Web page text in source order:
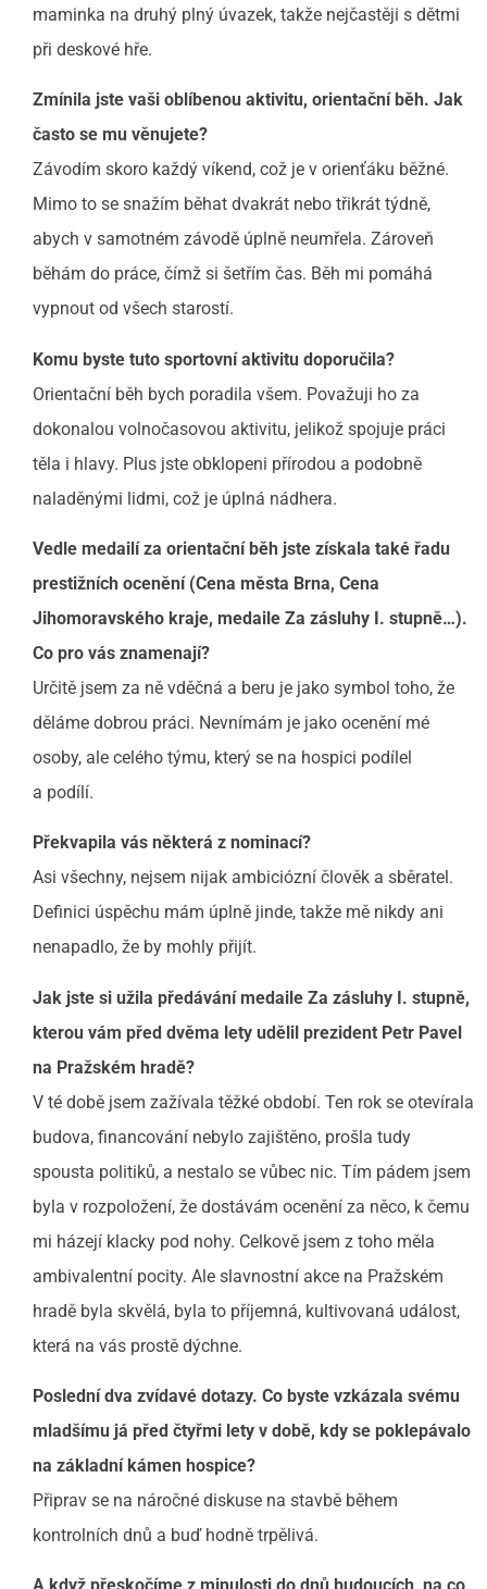
maminka na druhý plný úvazek, takže nejčastěji s dětmi
při deskové hře.
Zmínila jste vaši oblíbenou aktivitu, orientační běh. Jak
často se mu věnujete?
Závodím skoro každý víkend, což je v orienťáku běžné.
Mimo to se snažím běhat dvakrát nebo třikrát týdně,
abych v samotném závodě úplně neumřela. Zároveň
běhám do práce, čímž si šetřím čas. Běh mi pomáhá
vypnout od všech starostí.
Komu byste tuto sportovní aktivitu doporučila?
Orientační běh bych poradila všem. Považuji ho za
dokonalou volnočasovou aktivitu, jelikož spojuje práci
těla i hlavy. Plus jste obklopeni přírodou a podobně
naladěnými lidmi, což je úplná nádhera.
Vedle medailí za orientační běh jste získala také řadu
prestižních ocenění (Cena města Brna, Cena
Jihomoravského kraje, medaile Za zásluhy I. stupně…).
Co pro vás znamenají?
Určitě jsem za ně vděčná a beru je jako symbol toho, že
děláme dobrou práci. Nevnímám je jako ocenění mé
osoby, ale celého týmu, který se na hospici podílel
a podílí.
Překvapila vás některá z nominací?
Asi všechny, nejsem nijak ambiciózní člověk a sběratel.
Definici úspěchu mám úplně jinde, takže mě nikdy ani
nenapadlo, že by mohly přijít.
Jak jste si užila předávání medaile Za zásluhy I. stupně,
kterou vám před dvěma lety udělil prezident Petr Pavel
na Pražském hradě?
V té době jsem zažívala těžké období. Ten rok se otevírala
budova, financování nebylo zajištěno, prošla tudy
spousta politiků, a nestalo se vůbec nic. Tím pádem jsem
byla v rozpoložení, že dostávám ocenění za něco, k čemu
mi házejí klacky pod nohy. Celkově jsem z toho měla
ambivalentní pocity. Ale slavnostní akce na Pražském
hradě byla skvělá, byla to příjemná, kultivovaná událost,
která na vás prostě dýchne.
Poslední dva zvídavé dotazy. Co byste vzkázala svému
mladšímu já před čtyřmi lety v době, kdy se poklepávalo
na základní kámen hospice?
Připrav se na náročné diskuse na stavbě během
kontrolních dnů a buď hodně trpělivá.